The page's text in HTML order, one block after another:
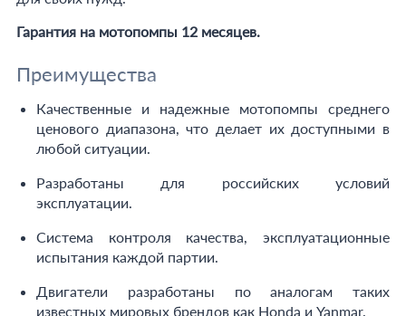
Гарантия на мотопомпы 12 месяцев.
Преимущества
Качественные и надежные мотопомпы среднего
ценового диапазона, что делает их доступными в
любой ситуации.
Разработаны для российских условий
эксплуатации.
Система контроля качества, эксплуатационные
испытания каждой партии.
Двигатели разработаны по аналогам таких
известных мировых брендов как Honda и Yanmar.